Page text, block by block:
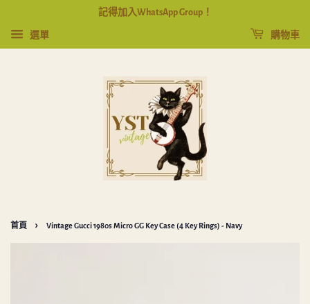
記得加入WhatsApp Group！
選單 購物車
首頁 › Vintage Gucci 1980s Micro GG Key Case (4 Key Rings) - Navy